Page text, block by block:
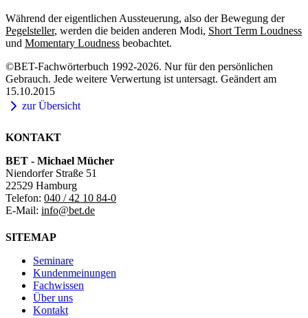
Während der eigentlichen Aussteuerung, also der Bewegung der
Pegelsteller, werden die beiden anderen Modi, Short Term Loudness
und Momentary Loudness beobachtet.
©BET-Fachwörterbuch 1992-2026. Nur für den persönlichen
Gebrauch. Jede weitere Verwertung ist untersagt. Geändert am
15.10.2015
zur Übersicht
KONTAKT
BET - Michael Mücher
Niendorfer Straße 51
22529 Hamburg
Telefon: 040 / 42 10 84-0
E-Mail: info@bet.de
SITEMAP
Seminare
Kundenmeinungen
Fachwissen
Über uns
Kontakt